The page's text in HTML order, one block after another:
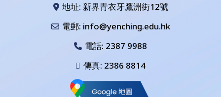
地址: 新界青衣牙鷹洲街12號
電郵: info@yenching.edu.hk
電話: 2387 9988
傳真: 2386 8814